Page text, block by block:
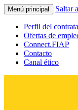
Menú principal Saltar
Perfil del
Ofertas de
Connect.FIAP
Contacto
Canal ético